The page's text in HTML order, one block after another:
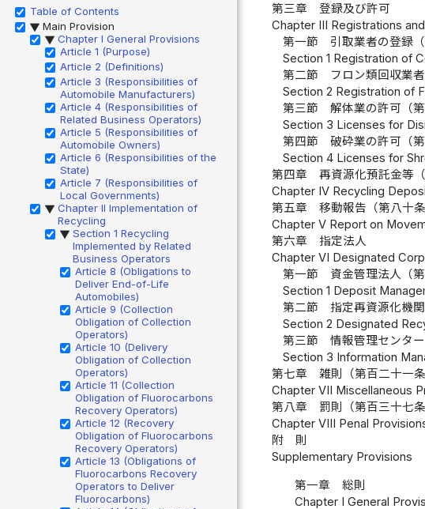
Table of Contents
▶ Main Provision
▶ Chapter I General Provisions
Article 1 (Purpose)
Article 2 (Definitions)
Article 3 (Responsibilities of
Automobile Manufacturers)
Article 4 (Responsibilities of
Related Business Operators)
Article 5 (Responsibilities of
Automobile Owners)
Article 6 (Responsibilities of the
State)
Article 7 (Responsibilities of
Local Governments)
▶ Chapter II Implementation of
Recycling
▶ Section 1 Recycling
Implemented by Related
Business Operators
Article 8 (Obligations to
Deliver End-of-Life
Automobiles)
Article 9 (Collection
Obligation of Collection
Operators)
Article 10 (Delivery
Obligation of Collection
Operators)
Article 11 (Collection
Obligation of Fluorocarbons
Recovery Operators)
Article 12 (Recovery
Obligation of Fluorocarbons
Recovery Operators)
Article 13 (Obligations of
Fluorocarbons Recovery
Operators to Deliver
Fluorocarbons)
第三章 登録及び許可
Chapter III Registrations
第一節 引取業者の登録
Section 1 Registration of
第二節 フロン類回収業
Section 2 Registration of
第三節 解体業の許可（
Section 3 Licenses for
第四節 破砕業の許可（
Section 4 Licenses for
第四章 再資源化預託金等
Chapter IV Recycling
第五章 移動報告（第八十
Chapter V Report on
第六章 指定法人
Chapter VI Designated
第一節 資金管理法人（
Section 1 Deposit
第二節 指定再資源化機
Section 2 Designated
第三節 情報管理センタ
Section 3 Information
第七章 雑則（第百二十一
Chapter VII Miscellaneous
第八章 罰則（第百三十七
Chapter VIII Penal
附 則
Supplementary Provisions
第一章 総則
Chapter I General